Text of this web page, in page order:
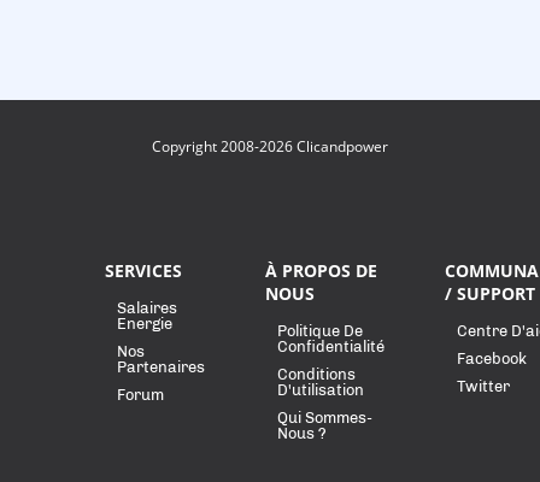
Copyright 2008-2026 Clicandpower
SERVICES
Salaires
Energie
Nos
Partenaires
Forum
À PROPOS DE
NOUS
Politique De
Confidentialité
Conditions
D'utilisation
Qui Sommes-
Nous ?
/ SUPPORT
Centre
Facebook
Twitter